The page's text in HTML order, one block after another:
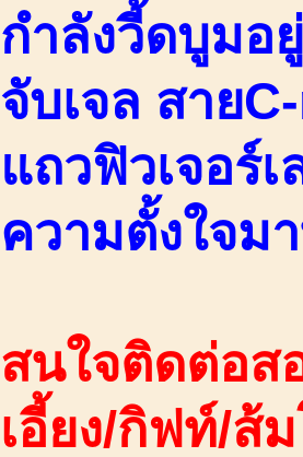
กำลังวี้ดบูมอ
จับเจล สาย
แถวฟิวเจอร์
ความตั้งใจม
สนใจติดต่อส
เอี้ยง/กิฟท์/ส้